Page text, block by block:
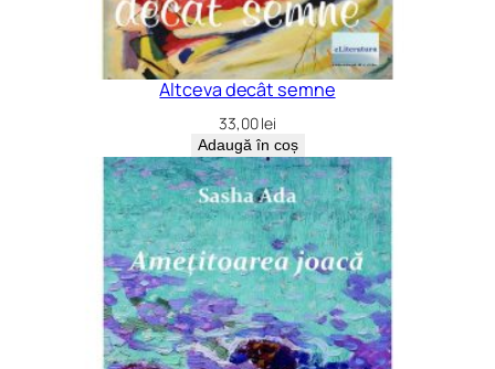
Altceva decât semne
33,00lei
Adaugă în coș